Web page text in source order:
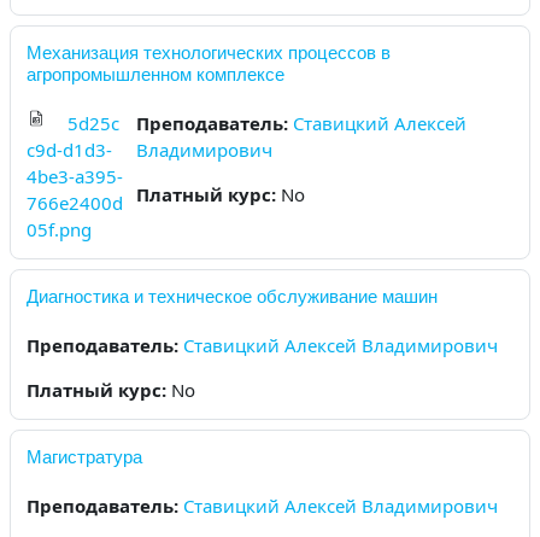
Механизация технологических процессов в
агропромышленном комплексе
5d25c
c9d-d1d3-
4be3-a395-
766e2400d
05f.png
Преподаватель: Ставицкий Алексей
Владимирович
Платный курс: No
Диагностика и техническое обслуживание машин
Преподаватель: Ставицкий Алексей Владимирович
Платный курс: No
Магистратура
Преподаватель: Ставицкий Алексей Владимирович